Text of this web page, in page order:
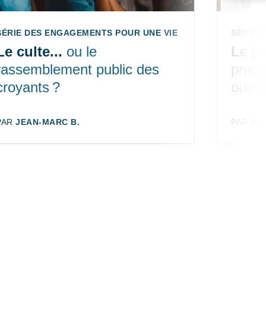
DES ENGAGEMENTS POUR UNE VIE DE DISCIPLES ÉP.
culte... ou le
public des
?
JEAN-MARC B.
SÉRIE
Le
PAR